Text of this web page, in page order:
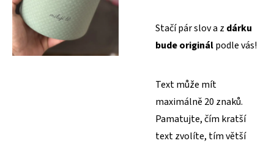
Stačí pár slov a z dárku
bude originálpodle vás!
Text může mít
maximálně 20 znaků.
Pamatujte, čím kratší
text zvolíte, tím větší